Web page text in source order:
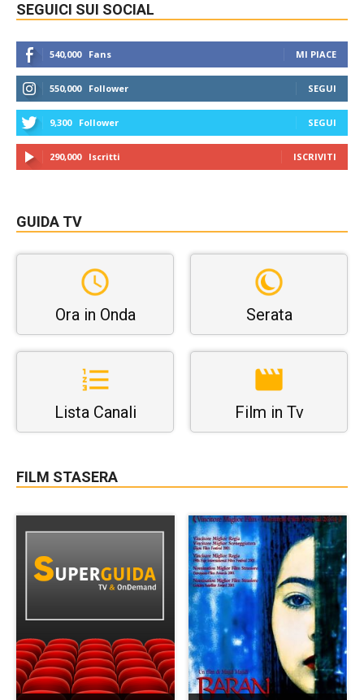
SEGUICI SUI SOCIAL
540,000 Fans MI PIACE
550,000 Follower SEGUI
9,300 Follower SEGUI
290,000 Iscritti ISCRIVITI
GUIDA TV
Ora in Onda Serata
Lista Canali Film in Tv
FILM STASERA